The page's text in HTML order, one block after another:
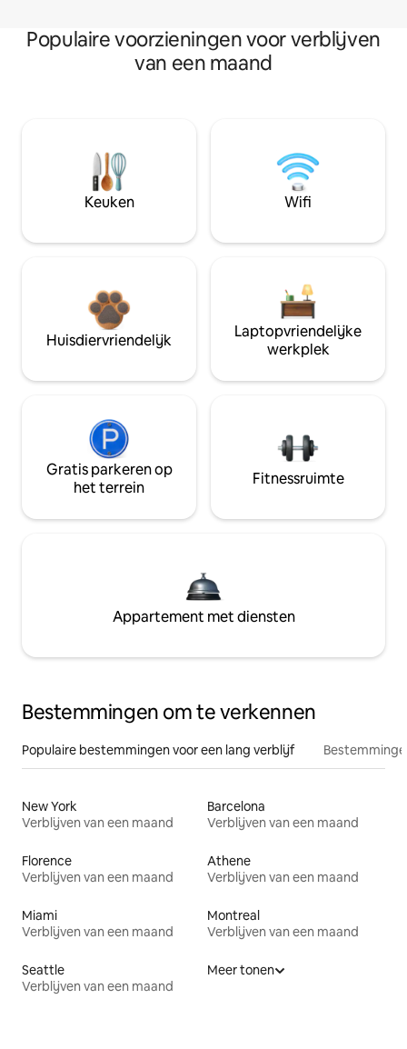
Populaire voorzieningen voor verblijven
van een maand
Keuken Wifi
Huisdiervriendelijk
Laptopvriendelijke
werkplek
Gratis parkeren op
het terrein
Fitnessruimte
Appartement met diensten
Bestemmingen om te verkennen
Populaire bestemmingen voor een lang verblijf
New York
Verblijven van een maand
Barcelona
Verblijven van een maand
Florence
Verblijven van een maand
Athene
Verblijven van een maand
Miami
Verblijven van een maand
Montreal
Verblijven van een maand
Seattle
Verblijven van een maand
Meer tonen